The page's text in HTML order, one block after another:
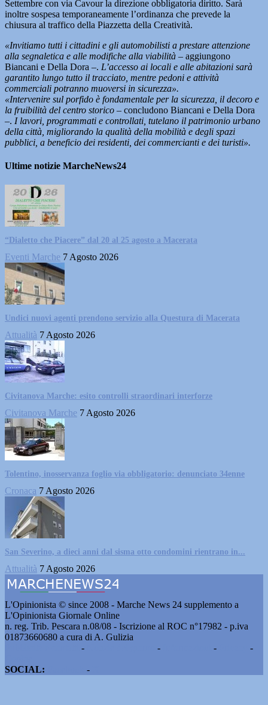
Settembre con via Cavour la direzione obbligatoria diritto. Sarà
inoltre sospesa temporaneamente l’ordinanza che prevede la
chiusura al traffico della Piazzetta della Creatività.
«Invitiamo tutti i cittadini e gli automobilisti a prestare attenzione
alla segnaletica e alle modifiche alla viabilità – aggiungono
Biancani e Della Dora –. L’accesso ai locali e alle abitazioni sarà
garantito lungo tutto il tracciato, mentre pedoni e attività
commerciali potranno muoversi in sicurezza».
«Intervenire sul porfido è fondamentale per la sicurezza, il decoro e
la fruibilità del centro storico – concludono Biancani e Della Dora
–. I lavori, programmati e controllati, tutelano il patrimonio urbano
della città, migliorando la qualità della mobilità e degli spazi
pubblici, a beneficio dei residenti, dei commercianti e dei turisti».
Ultime notizie MarcheNews24
“Dialetto che Piacere” dal 20 al 25 agosto a Macerata
Eventi Marche 7 Agosto 2026
Undici nuovi agenti prendono servizio alla Questura di Macerata
Attualità 7 Agosto 2026
Civitanova Marche: esito controlli straordinari interforze
Civitanova Marche 7 Agosto 2026
Tolentino, inosservanza foglio via obbligatorio: denunciato 34enne
Cronaca 7 Agosto 2026
San Severino, a dieci anni dal sisma otto condomini rientrano in...
Attualità 7 Agosto 2026
L'Opinionista © since 2008 - Marche News 24 supplemento a
L'Opinionista Giornale Online
n. reg. Trib. Pescara n.08/08 - Iscrizione al ROC n°17982 - p.iva
01873660680 a cura di A. Gulizia
- - -
-
SOCIAL:
-